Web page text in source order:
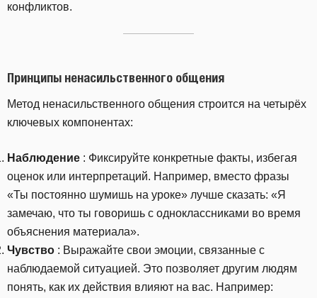
конфликтов.
Принципы ненасильственного общения
Метод ненасильственного общения строится на четырёх
ключевых компонентах:
Наблюдение : Фиксируйте конкретные факты, избегая
оценок или интерпретаций. Например, вместо фразы
«Ты постоянно шумишь на уроке» лучше сказать: «Я
замечаю, что ты говоришь с одноклассниками во время
объяснения материала».
Чувство : Выражайте свои эмоции, связанные с
наблюдаемой ситуацией. Это позволяет другим людям
понять, как их действия влияют на вас. Например: